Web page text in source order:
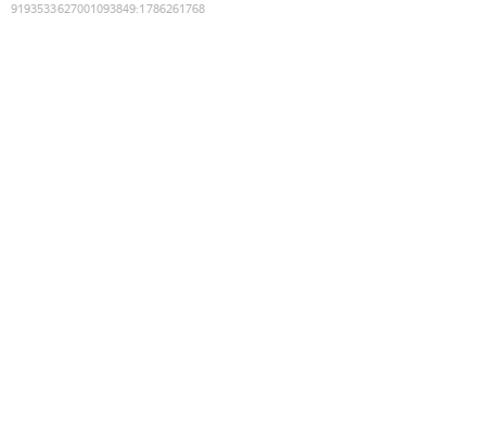
9193533627001093849:1786261768